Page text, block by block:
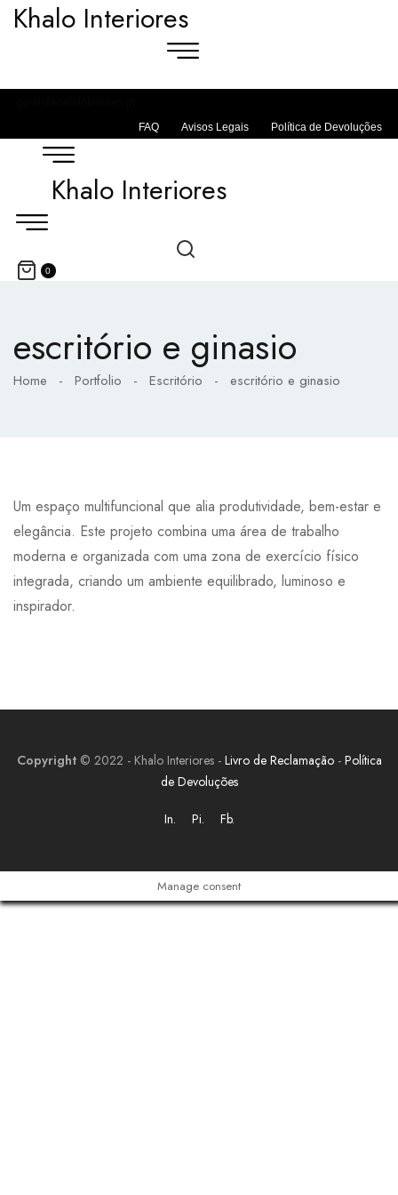
Khalo Interiores
FAQ
Avisos Legais Política de Devoluções
Khalo Interiores
0
escritório e ginasio
Home - Portfolio - Escritório - escritório e ginasio
Um espaço multifuncional que alia produtividade, bem-estar e
elegância. Este projeto combina uma área de trabalho
moderna e organizada com uma zona de exercício físico
integrada, criando um ambiente equilibrado, luminoso e
inspirador.
Copyright© 2022 - Khalo Interiores - Livro de Reclamação- Política
de Devoluções
In. Pi. Fb.
Manage consent